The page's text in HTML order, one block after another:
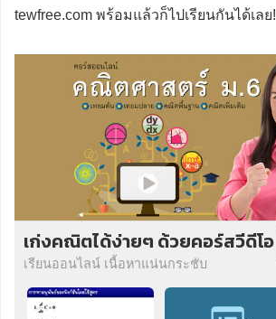
tewfree.com พร้อมแล้วก็ไปเรียนกันได้เลย!
เก่งคณิตได้ง่ายๆ ด้วยคอร์สวีดีโอ
เรียนออนไลน์ เนื้อหาแน่นกระชับ